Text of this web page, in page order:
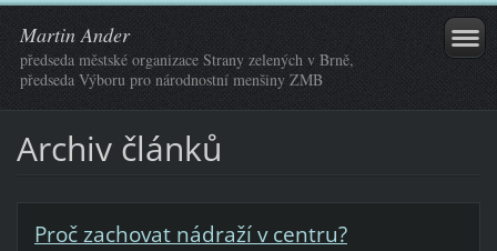
Martin Ander
předseda městské organizace Strany zelených v Brně,
předseda Výboru pro národnostní menšiny ZMB
Archiv článků
Proč zachovat nádraží v centru?